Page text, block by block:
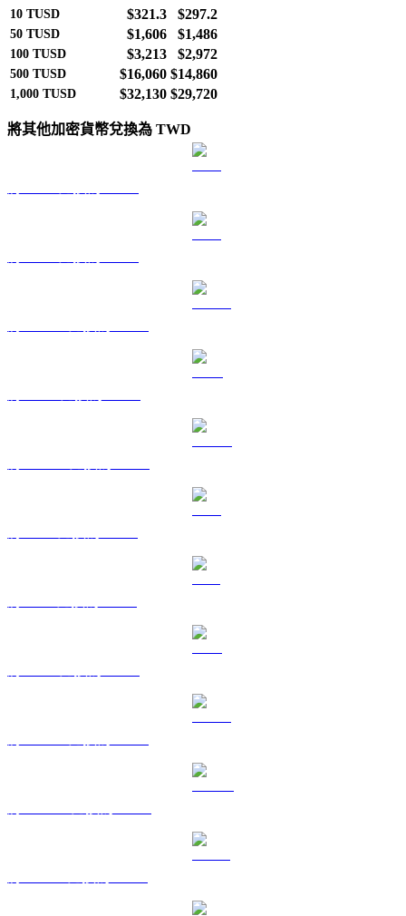
10 TUSD $321.3 $297.2
50 TUSD $1,606 $1,486
100 TUSD $3,213 $2,972
500 TUSD $16,060 $14,860
1,000 TUSD $32,130 $29,720
將其他加密貨幣兌換為 TWD